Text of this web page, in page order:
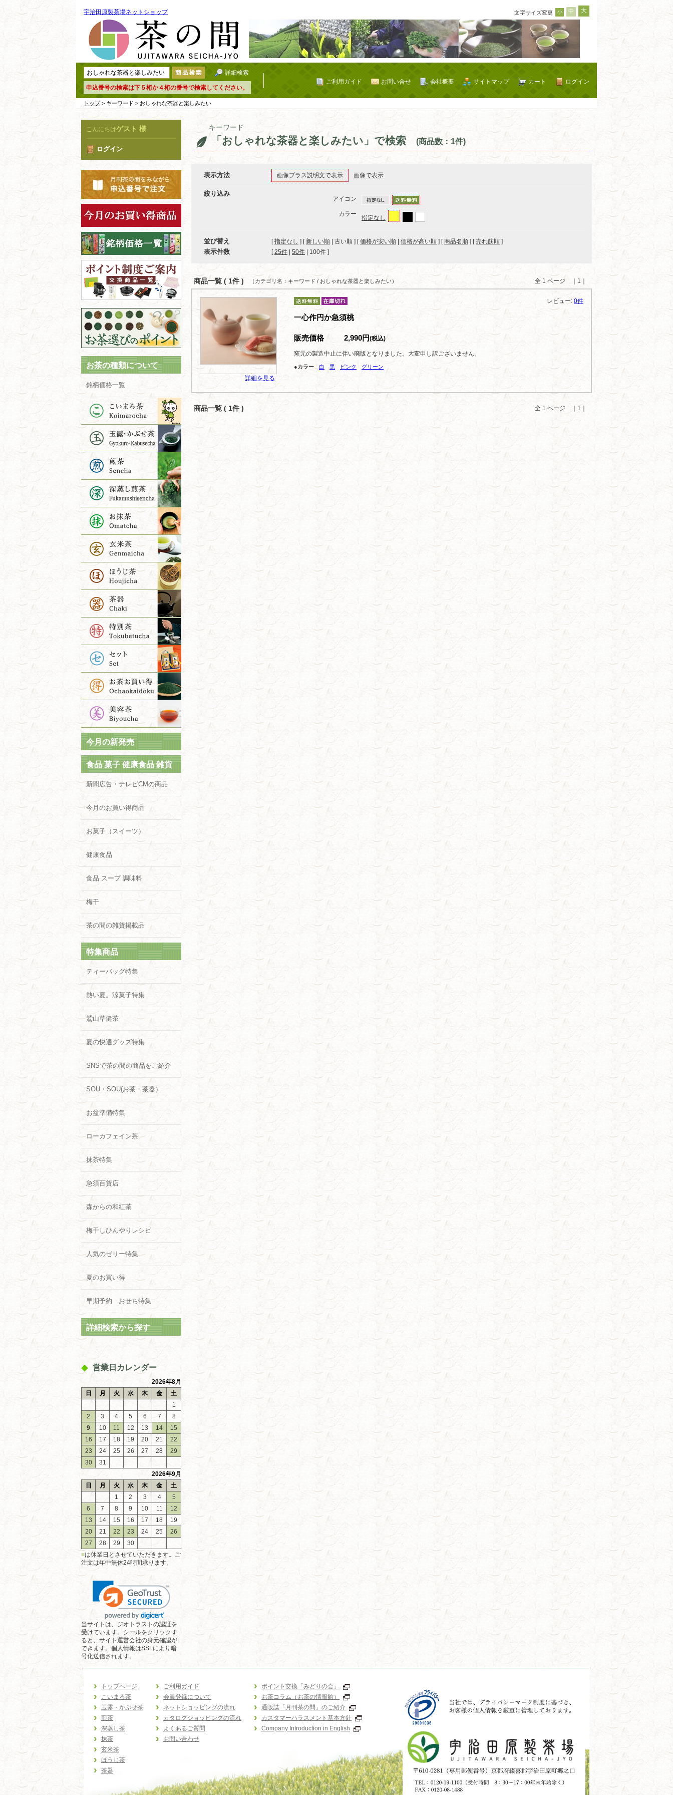
宇治田原製茶場ネットショップ 文字サイズ変更 小 中 大
詳細検索
申込番号の検索は下５桁か４桁の番号で検索してください。
ログイン
カート
サイトマップ
会社概要
お問い合せ
ご利用ガイド
トップ> キーワード > おしゃれな茶器と楽しみたい
こんにちはゲスト 様
ログイン
お茶の種類について
銘柄価格一覧
今月の新発売
食品 菓子 健康食品 雑貨
新聞広告・テレビCMの商品
今月のお買い得商品
お菓子（スイーツ）
健康食品
食品 スープ 調味料
梅干
茶の間の雑貨掲載品
特集商品
ティーバッグ特集
熱い夏。涼菓子特集
鷲山草健茶
夏の快適グッズ特集
SNSで茶の間の商品をご紹介
SOU・SOU(お茶・茶器）
お盆準備特集
ローカフェイン茶
抹茶特集
急須百貨店
森からの和紅茶
梅干しひんやりレシピ
人気のゼリー特集
夏のお買い得
早期予約 おせち特集
詳細検索から探す
営業日カレンダー
2026年8月
日
月 火 水 木 金
土
1
2
3 4 5 6 7
8
9
10 11 12 13 14
15
16
17 18 19 20 21
22
23
24 25 26 27 28
29
30
31
2026年9月
日
月 火 水 木 金
土
1
2 3 4
5
6
7 8 9 10 11
12
13
14 15 16 17 18
19
20
21 22 23 24 25
26
27
28 29
30
■は休業日とさせていただきます。ご
注文は年中無休24時間承ります。
当サイトは、ジオトラストの認証を
受けています。シールをクリックす
ると、サイト運営会社の身元確認が
できます。個人情報はSSLにより暗
号化送信されます。
キーワード
「おしゃれな茶器と楽しみたい」で検索 (商品数：1件)
表示方法 画像プラス説明文で表示 画像で表示
絞り込み
アイコン
カラー
指定なし
並び替え [指定なし ] [ 新しい順 | 古い順 ] [価格が安い順 価格が高い順 ] [商品名順 ] [売れ筋順 ]
表示件数 [ 25件 50件 100件 ]
商品一覧 ( 1件 ) 全 1 ページ ｜1｜
（カテゴリ名：キーワード / おしゃれな茶器と楽しみたい）
詳細を見る
レビュー: 0件
一心作円か急須桃
販売価格 2,990円(税込)
窯元の製造中止に伴い廃版となりました。大変申し訳ございません。
●カラー 白 黒 ピンク グリーン
商品一覧 ( 1件 ) 全 1 ページ ｜1｜
トップページ
こいまろ茶
玉露・かぶせ茶
煎茶
深蒸し茶
抹茶
玄米茶
ほうじ茶
茶器
ご利用ガイド
会員登録について
ネットショッピングの流れ
カタログショッピングの流れ
よくあるご質問
お問い合わせ
ポイント交換「みどりの会」
お茶コラム（お茶の情報館）
通販誌「月刊茶の間」のご紹介
カスタマーハラスメント基本方針
Company Introduction in English